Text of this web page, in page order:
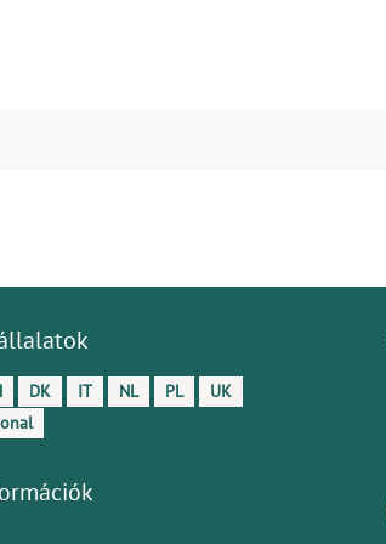
DK IT NL PL
UK